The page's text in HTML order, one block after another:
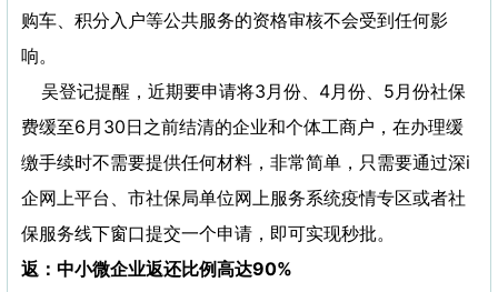
购车、积分入户等公共服务的资格审核不会受到任何影
响。
吴登记提醒，近期要申请将3月份、4月份、5月份社保
费缓至6月30日之前结清的企业和个体工商户，在办理缓
缴手续时不需要提供任何材料，非常简单，只需要通过深i
企网上平台、市社保局单位网上服务系统疫情专区或者社
保服务线下窗口提交一个申请，即可实现秒批。
返：中小微企业返还比例高达90%